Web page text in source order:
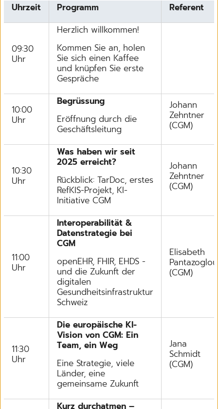
Uhrzeit Programm Referent
09:30
Uhr
Herzlich willkommen!
Kommen Sie an, holen
Sie sich einen Kaffee
und knüpfen Sie erste
Gespräche
10:00
Uhr
Begrüssung
Eröffnung durch die
Geschäftsleitung
Johann
Zehntner
(CGM)
10:30
Uhr
Was haben wir seit
2025 erreicht?
Rückblick: TarDoc, erstes
RefKIS-Projekt, KI-
Initiative CGM
Johann
Zehntner
(CGM)
11:00
Uhr
Interoperabilität &
Datenstrategie bei
CGM
openEHR, FHIR, EHDS -
und die Zukunft der
digitalen
Gesundheitsinfrastruktur
Schweiz
Elisabeth
Pantazoglou
(CGM)
11:30
Uhr
Die europäische KI-
Vision von CGM: Ein
Team, ein Weg
Eine Strategie, viele
Länder, eine
gemeinsame Zukunft
Jana
Schmidt
(CGM)
Kurz durchatmen –